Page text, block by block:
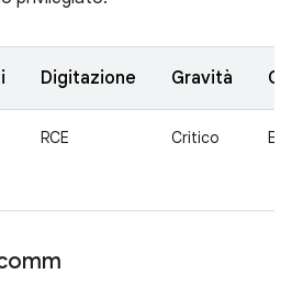
Digitazione Gravità
RCE Critico